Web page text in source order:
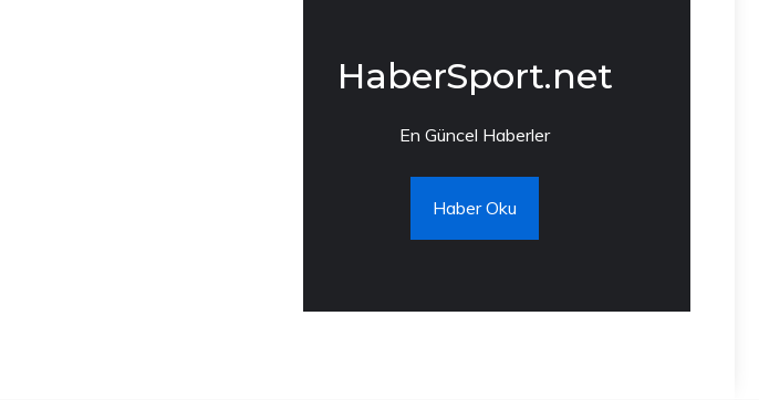
HaberSport.net
En Güncel Haberler
Haber Oku